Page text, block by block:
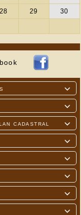



cadastral




